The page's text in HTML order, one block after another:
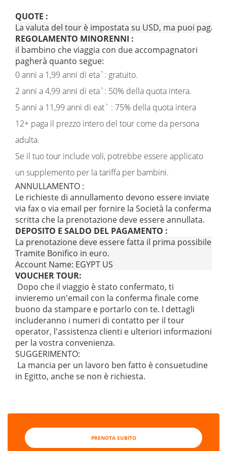
QUOTE :
La valuta del tour è impostata su USD, ma puoi
REGOLAMENTO MINORENNI :
il bambino che viaggia con due accompagnatori
pagherà quanto segue:
0 anni a 1,99 anni di eta`: gratuito.
2 anni a 4,99 anni di eta`: 50% della quota intera.
5 anni a 11,99 anni di eat` : 75% della quota intera
12+ paga il prezzo intero del tour come da persona
adulta.
Se il tuo tour include voli, potrebbe essere applicato
un supplemento per la tariffa per bambini.
ANNULLAMENTO :
Le richieste di annullamento devono essere inviate
via fax o via email per fornire la Società la conferma
scritta che la prenotazione deve essere annullata.
DEPOSITO E SALDO DEL PAGAMENTO :
La prenotazione deve essere fatta il prima possibile
Tramite Bonifico in euro.
Account Name: EGYPT US
VOUCHER TOUR:
Dopo che il viaggio è stato confermato, ti
invieremo un'email con la conferma finale come
buono da stampare e portarlo con te. I dettagli
includeranno i numeri di contatto per il tour
operator, l'assistenza clienti e ulteriori informazioni
per la vostra convenienza.
SUGGERIMENTO:
La mancia per un lavoro ben fatto è consuetudine
in Egitto, anche se non è richiesta.
PRENOTA SUBITO